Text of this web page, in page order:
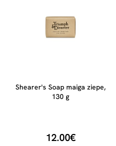
Shearer's Soap maiga ziepe,
130 g
12.00€